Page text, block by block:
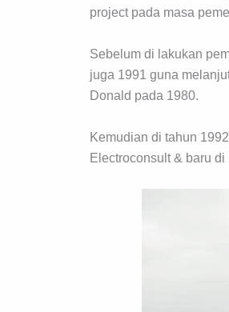
project pada masa
Sebelum di lakukan
juga 1991 guna
Donald pada 1980.
Kemudian di tahun
Electroconsult & baru